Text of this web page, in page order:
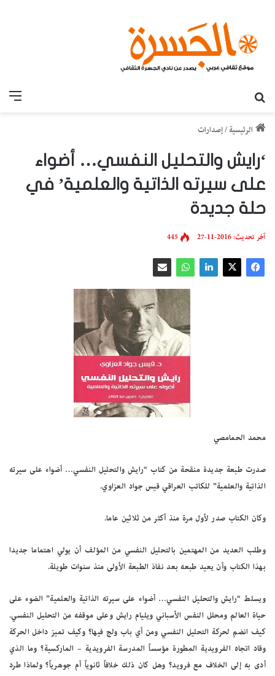
الرئيسية /إصدارات
‘رايش والتحليل النفسي… أضواء
على سيرته الذاتية والعلمية’ في
حلة جديدة
آخر تحديث: 2016-11-27 445
محمد الحمامصي
صدرت طبعة جديدة منقحة من كتاب “رايش والتحليل النفسي… أضواء على سيرته
الذاتية والعلمية” للكاتب العراقي قيس جواد العزاوي.
وكان الكتاب صدر لأول مرة منذ أكثر من ثلاثين عاما.
وطلب العديد من المهتمين بالتحليل النفسي من المؤلف أن يولي اهتماما جديدا
بهذا الكتاب وأن يعيد طبعه بعد نفاذ الطبعة الأولى منذ سنوات طويلة.
ويسلط “رايش والتحليل النفسي… أضواء على سيرته الذاتية والعلمية” الضوء على
حياة العالم ومحلل النفس الأسباني ويليام رايش وعلى موقفه من التحليل النفسي.
كيف انضم لحركة التحليل النفسي ومن أي باب ولج فيها؟ وكيف تميز داخل الحركة
وقاد اتجاه الفرويدية المطورة مؤسساً المدرسة الفرويدية – الماركسية؟ وما الذي
أدى به إلى الخلاف مع فرويد؟ وهل كان ذلك خلافاً ثانوياً أم جوهرياً؟ ولماذا طرد